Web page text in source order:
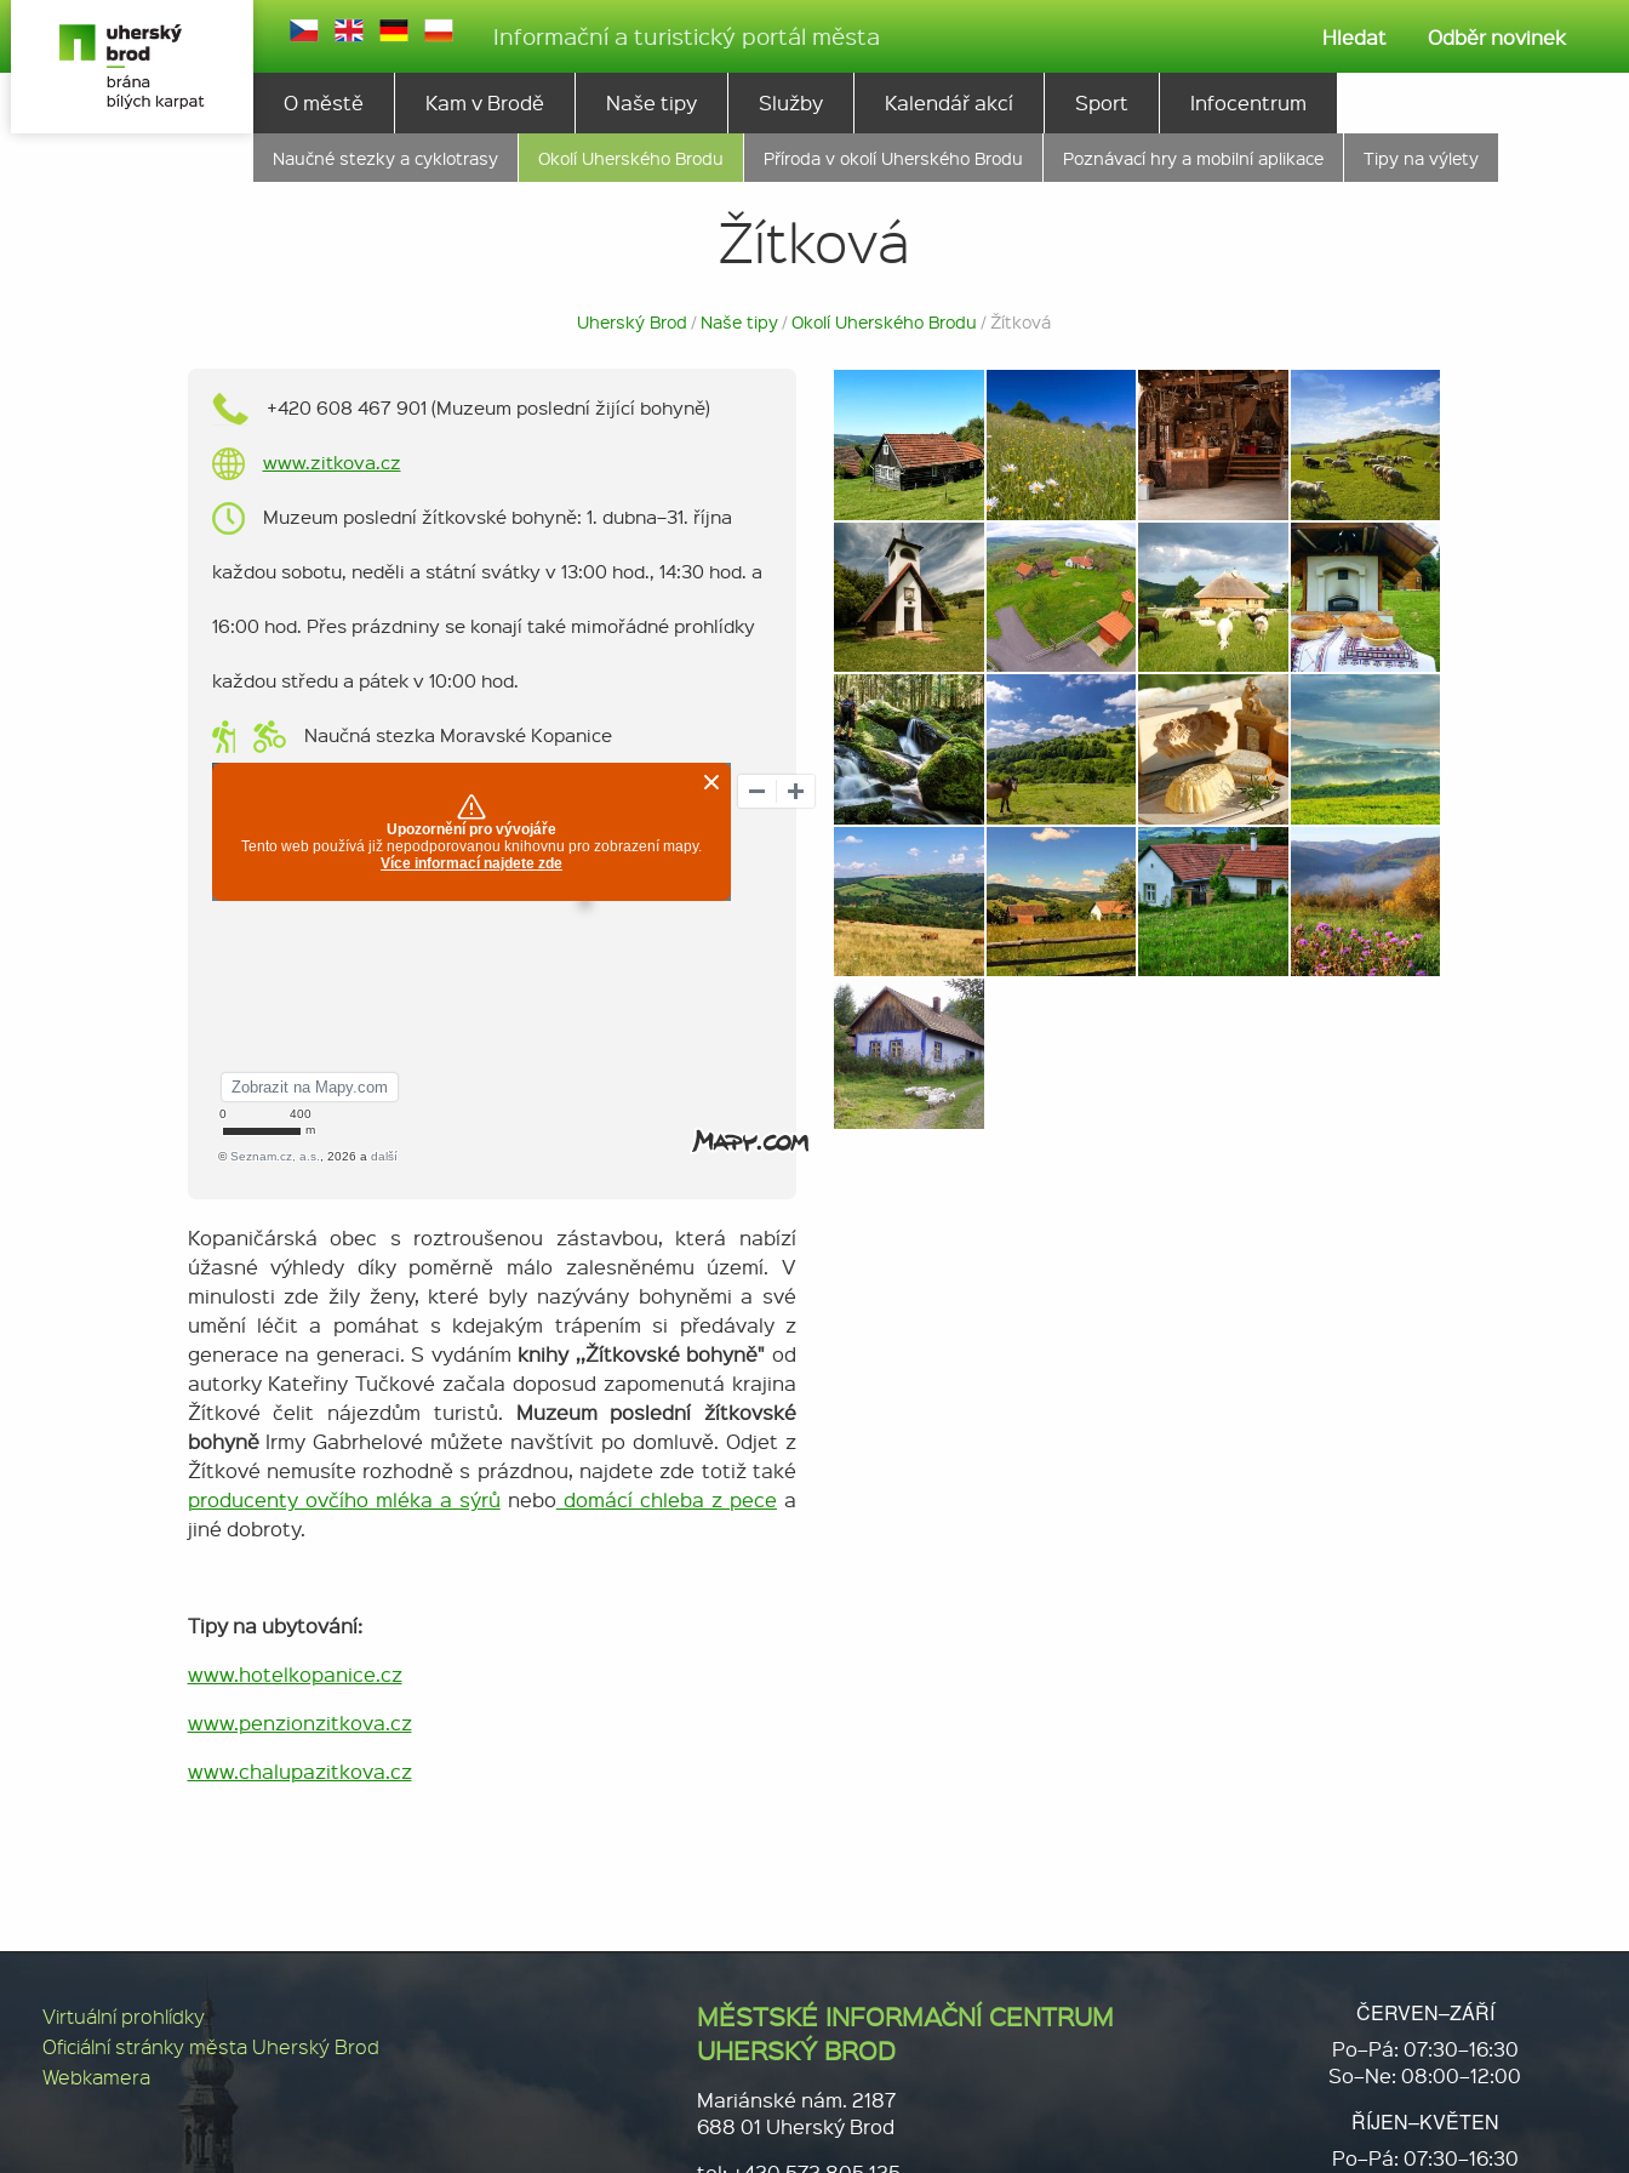
Informační a turistický portál města Hledat Odběr novinek
O městě Kam v Brodě Naše tipy
Naučné stezky a cyklotrasy Okolí Uherského Brodu Příroda v okolí Uherského Brodu Poznávací hry a mobilní aplikace Tipy na výlety
Služby Kalendář akcí Sport Infocentrum
Žítková
Uherský Brod / Naše tipy /Okolí Uherského Brodu / Žítková
+420 608 467 901 (Muzeum poslední žijící bohyně)
www.zitkova.cz
Muzeum poslední žítkovské bohyně: 1. dubna–31. října
každou sobotu, neděli a státní svátky v 13:00 hod., 14:30 hod. a
16:00 hod. Přes prázdniny se konají také mimořádné prohlídky
každou středu a pátek v 10:00 hod.
Naučná stezka Moravské Kopanice
Kopaničárská obec s roztroušenou zástavbou, která nabízí
úžasné výhledy díky poměrně málo zalesněnému území. V
minulosti zde žily ženy, které byly nazývány bohyněmi a své
umění léčit a pomáhat s kdejakým trápením si předávaly z
generace na generaci. S vydáním knihy ,,Žítkovské bohyně" od
autorky Kateřiny Tučkové začala doposud zapomenutá krajina
Žítkové čelit nájezdům turistů. Muzeum poslední žítkovské
bohyněIrmy Gabrhelové můžete navštívit po domluvě. Odjet z
Žítkové nemusíte rozhodně s prázdnou, najdete zde totiž také
producenty ovčího mléka a sýrů nebo domácí chleba z pece a
jiné dobroty.
Tipy na ubytování:
www.hotelkopanice.cz
www.penzionzitkova.cz
www.chalupazitkova.cz
Virtuální prohlídky
Oficiální stránky města Uherský Brod
Webkamera
MĚSTSKÉ INFORMAČNÍ CENTRUM
UHERSKÝ BROD
Mariánské nám. 2187
688 01 Uherský Brod
ČERVEN–ZÁŘÍ
Po–Pá: 07:30–16:30
So–Ne: 08:00–12:00
ŘÍJEN–KVĚTEN
Po–Pá: 07:30–16:30